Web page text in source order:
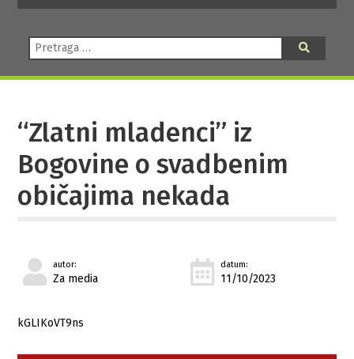
Pretraga:
“Zlatni mladenci” iz
Bogovine o svadbenim
običajima nekada
autor:
Za media
datum:
11/10/2023
kGLIKoVT9ns